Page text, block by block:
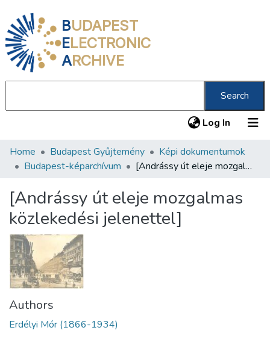
BUDAPEST
ELECTRONIC
ARCHIVE
Search
Log In (current)
Communities & Collections
Statistics
About us
Home Budapest Gyűjtemény
Képi dokumentumok
Budapest-képarchívum
[Andrássy út eleje mozgalmas közlekedési jelenettel]
[Andrássy út eleje mozgalmas
közlekedési jelenettel]
Authors
Erdélyi Mór (1866-1934)